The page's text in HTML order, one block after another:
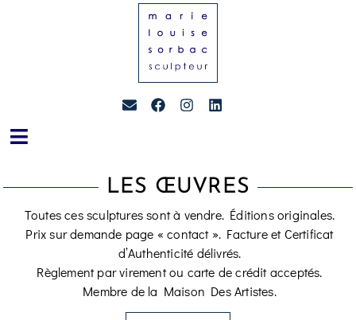
LES ŒUVRES
Toutes ces sculptures sont à vendre. Éditions originales.
Prix sur demande page « contact ». Facture et Certificat
d’Authenticité délivrés.
Règlement par virement ou carte de crédit acceptés.
Membre de la Maison Des Artistes.